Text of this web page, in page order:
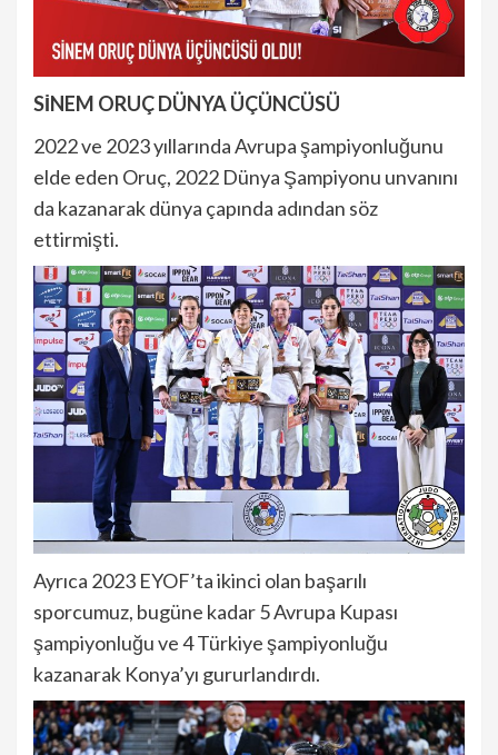
SİNEM ORUÇ DÜNYA ÜÇÜNCÜSÜ
2022 ve 2023 yıllarında Avrupa şampiyonluğunu
elde eden Oruç, 2022 Dünya Şampiyonu unvanını
da kazanarak dünya çapında adından söz
ettirmişti.
Ayrıca 2023 EYOF’ta ikinci olan başarılı
sporcumuz, bugüne kadar 5 Avrupa Kupası
şampiyonluğu ve 4 Türkiye şampiyonluğu
kazanarak Konya’yı gururlandırdı.